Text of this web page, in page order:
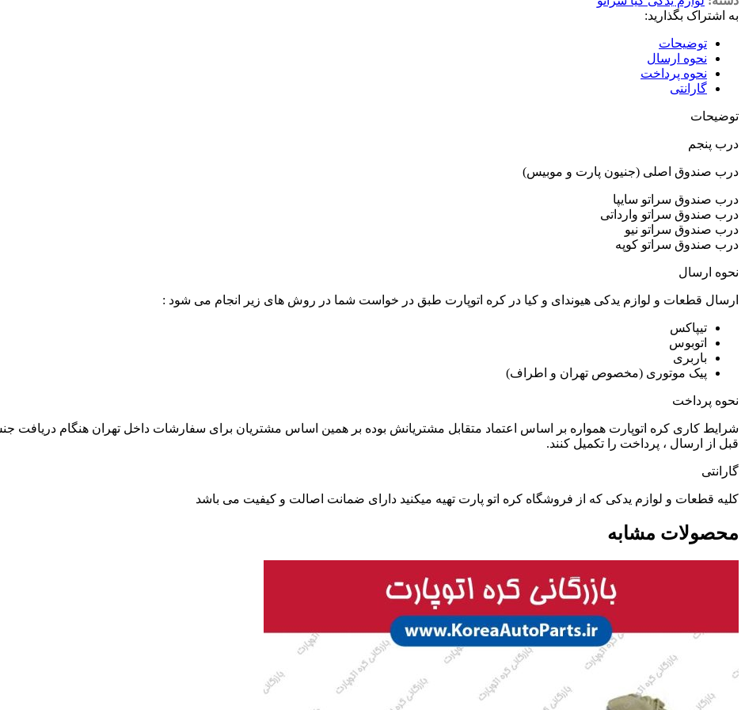
به اشتراک بگذارید:
توضیحات
نحوه ارسال
نحوه پرداخت
گارانتی
توضیحات
درب پنجم
درب صندوق اصلی (جنیون پارت و موبیس)
درب صندوق سراتو سایپا
درب صندوق سراتو وارداتی
درب صندوق سراتو نیو
درب صندوق سراتو کوپه
نحوه ارسال
ارسال قطعات و لوازم یدکی هیوندای و کیا در کره اتوپارت طبق در خواست شما در روش های زیر انجام می شود :
تیپاکس
اتوبوس
باربری
پیک موتوری (مخصوص تهران و اطراف)
نحوه پرداخت
شرایط کاری کره اتوپارت همواره بر اساس اعتماد متقابل مشتریانش بوده بر همین اساس مشتریان برای سفارشات داخل تهران هنگام دریافت
قبل از ارسال ، پرداخت را تکمیل کنند.
گارانتی
کلیه قطعات و لوازم یدکی که از فروشگاه کره اتو پارت تهیه میکنید دارای ضمانت اصالت و کیفیت می باشد
محصولات مشابه